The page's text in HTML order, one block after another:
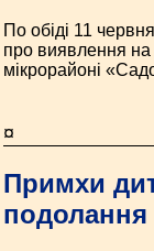
По обіді 11
про виявлення на
мікрорайоні
¤
Примхи
подолання